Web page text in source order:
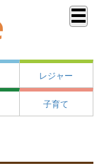
レジャー
子育て